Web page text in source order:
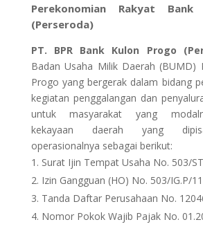
Perekonomian Rakyat
(Perseroda)
PT. BPR Bank Kulon Progo
Badan Usaha Milik Daerah (BUMD)
Progo yang bergerak dalam bidang
kegiatan penggalangan dan
untuk masyarakat yang
kekayaan daerah yang
operasionalnya sebagai berikut:
Surat Ijin Tempat Usaha No. 503/
Izin Gangguan (HO) No. 503/IG.P/
Tanda Daftar Perusahaan No.
Nomor Pokok Wajib Pajak No.